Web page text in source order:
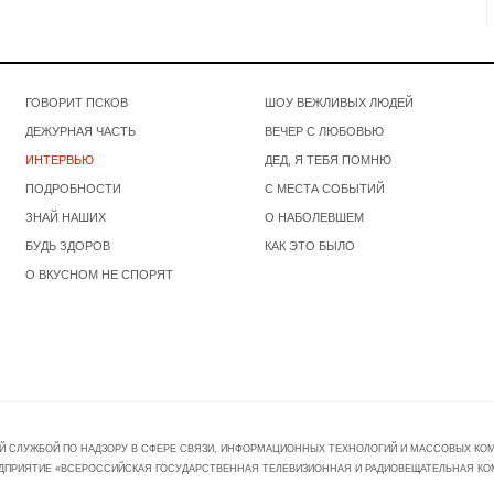
ГОВОРИТ ПСКОВ
ДЕЖУРНАЯ ЧАСТЬ
ИНТЕРВЬЮ
ПОДРОБНОСТИ
ЗНАЙ НАШИХ
БУДЬ ЗДОРОВ
О ВКУСНОМ НЕ СПОРЯТ
ШОУ ВЕЖЛИВЫХ ЛЮДЕЙ
ВЕЧЕР С ЛЮБОВЬЮ
ДЕД, Я ТЕБЯ ПОМНЮ
С МЕСТА СОБЫТИЙ
О НАБОЛЕВШЕМ
КАК ЭТО БЫЛО
СЛУЖБОЙ ПО НАДЗОРУ В СФЕРЕ СВЯЗИ, ИНФОРМАЦИОННЫХ ТЕХНОЛОГИЙ И МАССОВЫХ
«ВСЕРОССИЙСКАЯ ГОСУДАРСТВЕННАЯ ТЕЛЕВИЗИОННАЯ И РАДИОВЕЩАТЕЛЬНАЯ